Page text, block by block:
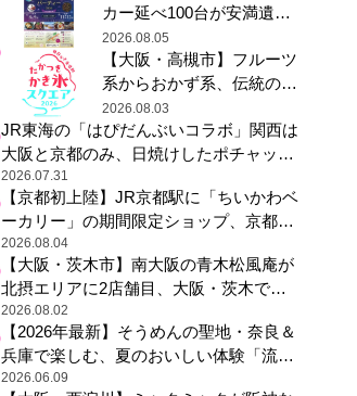
カー延べ100台が安満遺跡
公園に集結、夏の夜を満喫
する4日間のグルメイベン
ト
2026.08.05
【大阪・高槻市】フルーツ
系からおかず系、伝統の天
然氷まで人気店が集結、高
槻阪急スクエアで「かき
氷」祭り
2026.08.03
JR東海の「はぴだんぶいコラボ」関西は
大阪と京都のみ、日焼けしたポチャッコ
らサンリオキャラが描かれた駅弁やグッ
ズが登場
2026.07.31
【京都初上陸】JR京都駅に「ちいかわベ
ーカリー」の期間限定ショップ、京都の
銘菓“おたべ”との限定コラボも
2026.08.04
【大阪・茨木市】南大阪の青木松風庵が
北摂エリアに2店舗目、大阪・茨木で
も“焼きたて”の月化粧が食べられる
2026.08.02
【2026年最新】そうめんの聖地・奈良＆
兵庫で楽しむ、夏のおいしい体験「流し
そうめん体験」おすすめ3選
2026.06.09